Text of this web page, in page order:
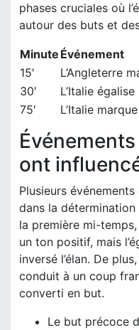
phases cruciales où
autour des buts et
Minute Événement
15′
L’Angleterre
30′
L’Italie égalise
75′
L’Italie
ont
Plusieurs
dans la détermination
la première mi-
un ton positif, mais
inversé l’élan. De
conduit à un coup
converti en but.
Le but précoce